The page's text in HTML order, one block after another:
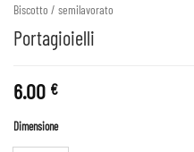
Biscotto / semilavorato
Portagioielli
6.00 €
Dimensione